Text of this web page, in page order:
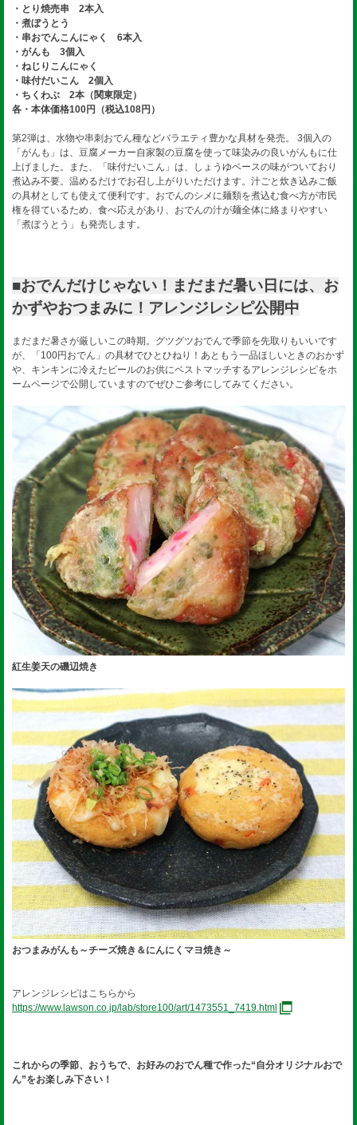
・とり焼売串 2本入
・煮ぼうとう
・串おでんこんにゃく 6本入
・がんも 3個入
・ねじりこんにゃく
・味付だいこん 2個入
・ちくわぶ 2本（関東限定）
各・本体価格100円（税込108円）
第2弾は、水物や串刺おでん種などバラエティ豊かな具材を発売。 3個入の
「がんも」は、豆腐メーカー自家製の豆腐を使って味染みの良いがんもに仕
上げました。また、「味付だいこん」は、しょうゆベースの味がついており
煮込み不要。温めるだけでお召し上がりいただけます。汁ごと炊き込みご飯
の具材としても使えて便利です。おでんのシメに麺類を煮込む食べ方が市民
権を得ているため、食べ応えがあり、おでんの汁が麺全体に絡まりやすい
「煮ぼうとう」も発売します。
■おでんだけじゃない！まだまだ暑い日には、お
かずやおつまみに！アレンジレシピ公開中
まだまだ暑さが厳しいこの時期。グツグツおでんで季節を先取りもいいです
が、「100円おでん」の具材でひとひねり！あともう一品ほしいときのおかず
や、キンキンに冷えたビールのお供にベストマッチするアレンジレシピをホ
ームページで公開していますのでぜひご参考にしてみてください。
紅生姜天の磯辺焼き
おつまみがんも～チーズ焼き＆にんにくマヨ焼き～
アレンジレシピはこちらから
https://www.lawson.co.jp/lab/store100/art/1473551_7419.html
これからの季節、おうちで、お好みのおでん種で作った“自分オリジナルおで
ん”をお楽しみ下さい！